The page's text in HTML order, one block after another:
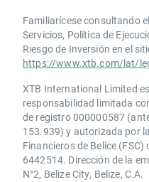
Familiarícese consultando
Servicios, Política de
Riesgo de Inversión en el
https://www.xtb.com/lat/
XTB International Limited
responsabilidad limitada
de registro 000000587
153.939) y autorizada por
Financieros de Belice
6442514. Dirección de la
N°2, Belize City, Belize, C.A.